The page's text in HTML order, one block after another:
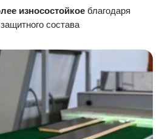
износостойкое благодаря
состава